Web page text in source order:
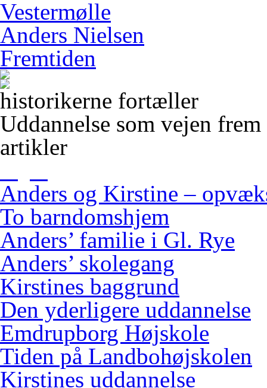
Vestermølle
Anders Nielsen
Fremtiden
historikerne fortæller
Uddannelse som vejen frem
artikler
Anders og Kirstine –
To barndomshjem
Anders’ familie i Gl. Rye
Anders’ skolegang
Kirstines baggrund
Den yderligere uddannelse
Emdrupborg Højskole
Tiden på Landbohøjskolen
Kirstines uddannelse